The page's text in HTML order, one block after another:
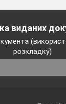
виданих
розкладку)